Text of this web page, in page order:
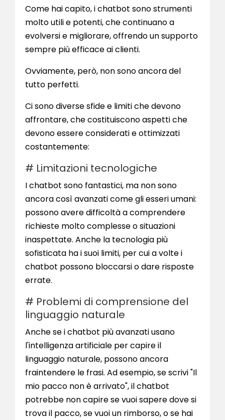
Come hai capito, i chatbot sono strumenti
molto utili e potenti, che continuano a
evolversi e migliorare, offrendo un supporto
sempre più efficace ai clienti.
Ovviamente, però, non sono ancora del
tutto perfetti.
Ci sono diverse sfide e limiti che devono
affrontare, che costituiscono aspetti che
devono essere considerati e ottimizzati
costantemente:
# Limitazioni tecnologiche
I chatbot sono fantastici, ma non sono
ancora così avanzati come gli esseri umani:
possono avere difficoltà a comprendere
richieste molto complesse o situazioni
inaspettate. Anche la tecnologia più
sofisticata ha i suoi limiti, per cui a volte i
chatbot possono bloccarsi o dare risposte
errate.
# Problemi di comprensione del
linguaggio naturale
Anche se i chatbot più avanzati usano
l'intelligenza artificiale per capire il
linguaggio naturale, possono ancora
fraintendere le frasi. Ad esempio, se scrivi "Il
mio pacco non è arrivato", il chatbot
potrebbe non capire se vuoi sapere dove si
trova il pacco, se vuoi un rimborso, o se hai